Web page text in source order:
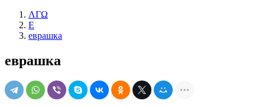
ΛΓΩ
Е
еврашка
еврашка